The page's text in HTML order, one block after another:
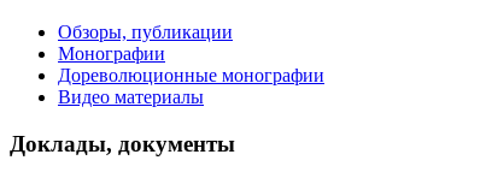
Обзоры, публикации
Монографии
Дореволюционные монографии
Видео материалы
Доклады, документы